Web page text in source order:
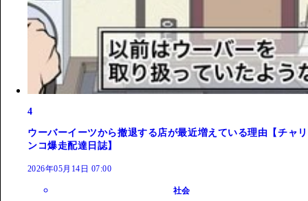
4
ウーバーイーツから撤退する店が最近増えている理由【チャリ
ンコ爆走配達日誌】
2026年05月14日 07:00
社会